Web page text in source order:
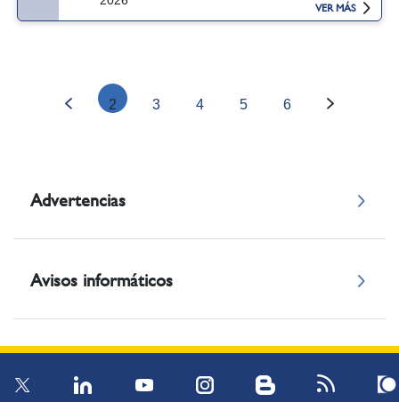
VER MÁS
2 3 4 5 6
Advertencias
Avisos informáticos